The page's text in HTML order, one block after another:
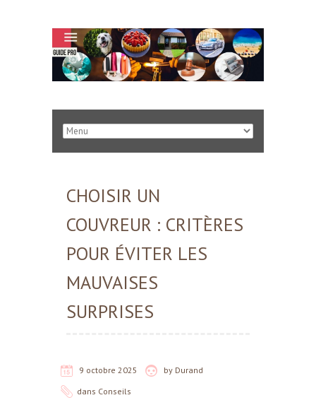
CHOISIR UN
COUVREUR : CRITÈRES
POUR ÉVITER LES
MAUVAISES
SURPRISES
9 octobre 2025 by Durand
dans Conseils